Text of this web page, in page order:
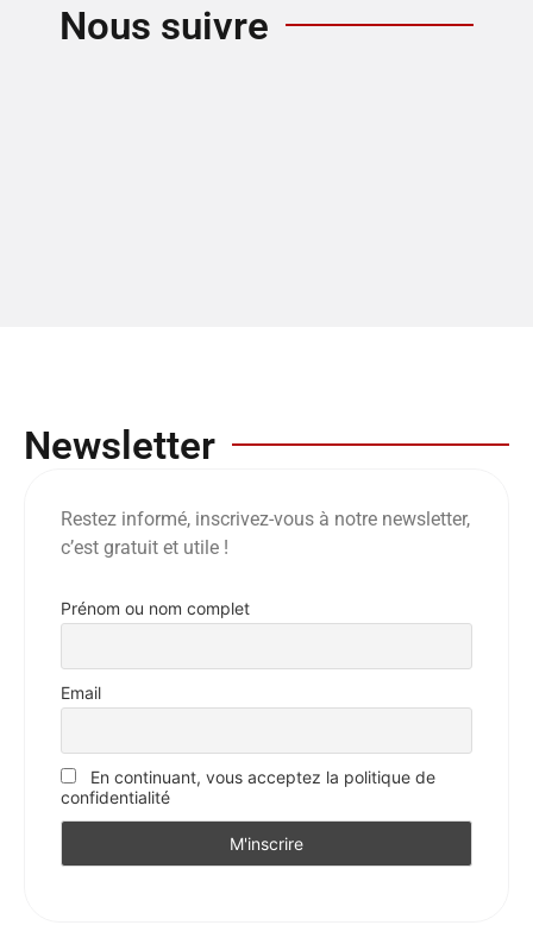
Nous suivre
Newsletter
Restez informé, inscrivez-vous à notre newsletter,
c’est gratuit et utile !
Prénom ou nom complet
Email
En continuant, vous acceptez la politique de
confidentialité